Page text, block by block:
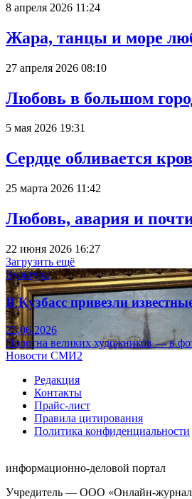
8 апреля 2026 11:24
Жара, танцы и море
27 апреля 2026 08:10
Любовь в большом
5 мая 2026 19:31
Сердце обливается
25 марта 2026 11:42
Любовь, авария и
22 июня 2026 16:27
Загрузить ещё
Культура
В Кузбасс привезли
23.06.2026
Полотна великих художников — в
Новости СМИ2
Редакция
Контакты
Прайс-лист
Правила цитирования
Политика конфиденциальности
информационно-деловой портал
Учредитель — ООО «Онлайн-журнал